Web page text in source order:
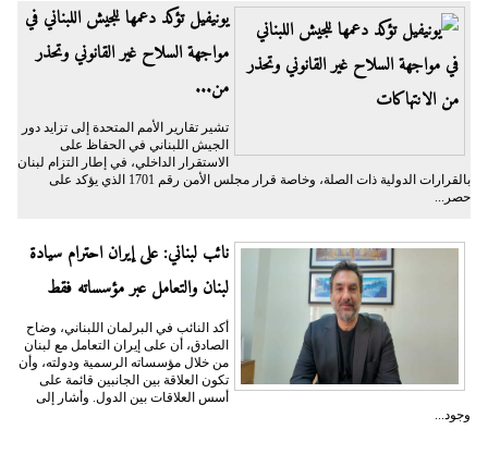
يونيفيل تؤكد دعمها للجيش اللبناني في
مواجهة السلاح غير القانوني وتحذر
من...
تشير تقارير الأمم المتحدة إلى تزايد دور
الجيش اللبناني في الحفاظ على
الاستقرار الداخلي، في إطار التزام لبنان
بالقرارات الدولية ذات الصلة، وخاصة قرار مجلس الأمن رقم 1701 الذي يؤكد على
حصر...
نائب لبناني: على إيران احترام سيادة
لبنان والتعامل عبر مؤسساته فقط
أكد النائب في البرلمان اللبناني، وضاح
الصادق، أن على إيران التعامل مع لبنان
من خلال مؤسساته الرسمية ودولته، وأن
تكون العلاقة بين الجانبين قائمة على
أسس العلاقات بين الدول. وأشار إلى
وجود...